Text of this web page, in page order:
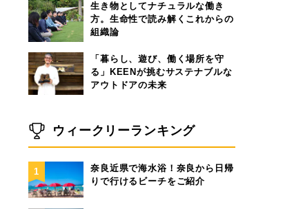
生き物としてナチュラルな働き
方。生命性で読み解くこれからの
組織論
「暮らし、遊び、働く場所を守
る」KEENが挑むサステナブルな
アウトドアの未来
ウィークリーランキング
1
奈良近県で海水浴！奈良から日帰
りで行けるビーチをご紹介